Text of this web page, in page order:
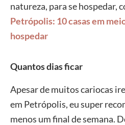
natureza, para se hospedar,
Petrópolis: 10 casas em
hospedar
Quantos dias ficar
Apesar de muitos cariocas
em Petrópolis, eu super
menos um final de semana.